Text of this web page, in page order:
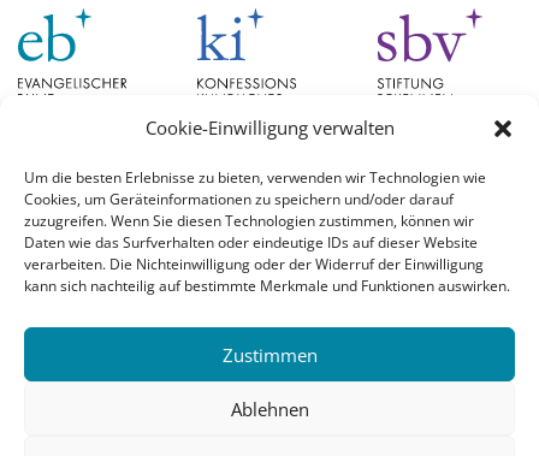
Cookie-Einwilligung verwalten
Um die besten Erlebnisse zu bieten, verwenden wir Technologien wie
Cookies, um Geräteinformationen zu speichern und/oder darauf
zuzugreifen. Wenn Sie diesen Technologien zustimmen, können wir
Daten wie das Surfverhalten oder eindeutige IDs auf dieser Website
verarbeiten. Die Nichteinwilligung oder der Widerruf der Einwilligung
kann sich nachteilig auf bestimmte Merkmale und Funktionen auswirken.
Zustimmen
Ablehnen
Schlagwörter
#aufgetischt Christian Schad Diskussion EB Bayern EB Hessen Evangelische
Monatsspruch
Reformation Theologie
Ukraine Ökumene